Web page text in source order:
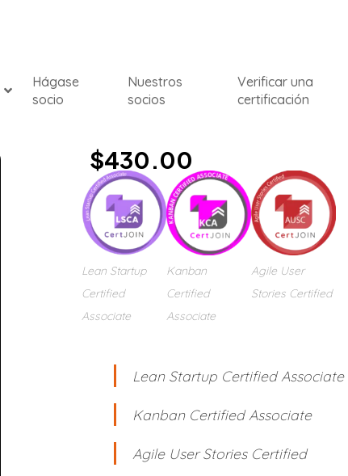
Hágase
socio
Nuestros
socios
Verificar una
certificación
$430.00
Lean Startup
Certified
Associate
Kanban
Certified
Associate
Agile User
Stories Certified
Lean Startup Certified Associate
Kanban Certified Associate
Agile User Stories Certified